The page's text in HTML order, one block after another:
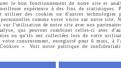
le bon fonctionnement de notre site et
expérience à des fins de statistiques.
utiliser des cookies ou d'autres technologies
comme votre visite sur notre site.
sur l'utilisation de notre site avec nos
qui peuvent combiner celles-ci avec
ou qu'ils ont collectées lors de votre
consentement, enregistré pour 6 mois, à
». Voir notre politique de